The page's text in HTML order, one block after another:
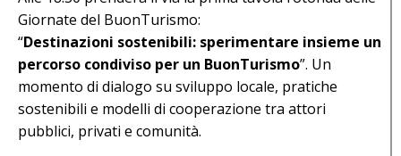
Giornate del BuonTurismo:
“Destinazioni sostenibili: sperimentare insieme un
percorso condiviso per un BuonTurismo”. Un
momento di dialogo su sviluppo locale, pratiche
sostenibili e modelli di cooperazione tra attori
pubblici, privati e comunità.